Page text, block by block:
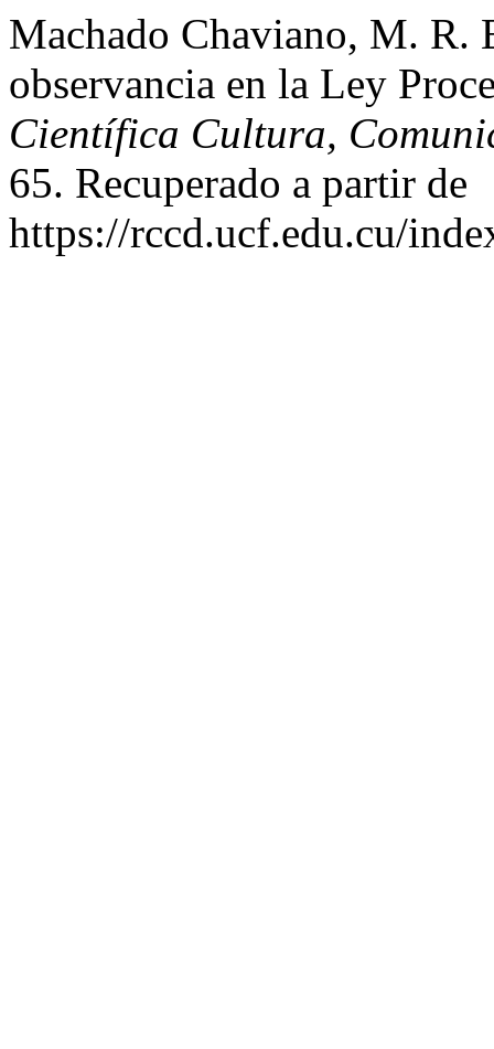
Machado Chaviano, M. R.
observancia en la Ley
Científica Cultura,
65. Recuperado a partir de
https://rccd.ucf.edu.cu/